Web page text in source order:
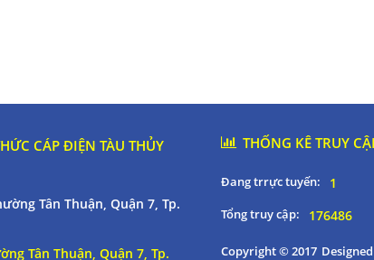
CÁP ĐIỆN TÀU THỦY
Tân Thuận, Quận 7, Tp.
Tân Thuận, Quận 7, Tp.
THỐNG KÊ TRUY
Đang trrực tuyến: 1
Tổng truy cập: 176486
Copyright © 2017